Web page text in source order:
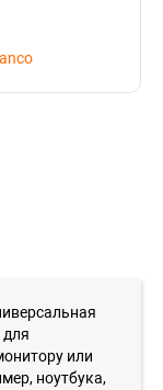
или
ноутбука,